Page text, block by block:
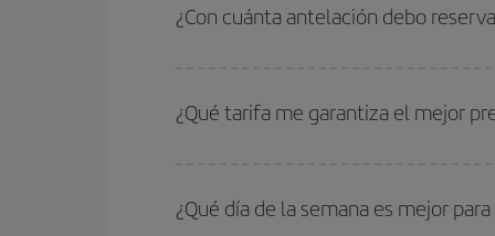
periodos de vacaciones escolares son
precios encontrarás.
¿Con cuánta antelación debo
estén disponibles o se vayan agotando. Por eso,
¿Qué tarifa me garantiza el mejor
¿Qué día de la semana es mejor